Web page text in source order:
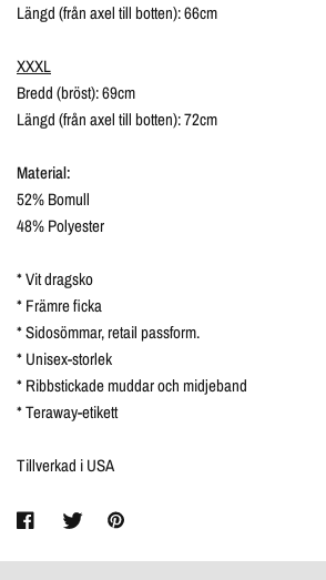
Längd (från axel till botten): 66cm
XXXL
Bredd (bröst): 69cm
Längd (från axel till botten): 72cm
Material:
52% Bomull
48% Polyester
* Vit dragsko
* Främre ficka
* Sidosömmar, retail passform.
* Unisex-storlek
* Ribbstickade muddar och midjeband
* Teraway-etikett
Tillverkad i USA